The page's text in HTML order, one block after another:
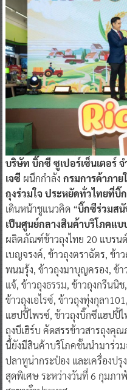
บริษัท บิ๊กซี ซูเปอร์เซ็นเตอร์
เจซี
ผนึกกำลังกรมการค้าภา
ถุงร่วมใจ ประหยัดทั่วไทยที่บิ๊
เดินหน้าชูแนวคิด “บิ๊กซีร่วมสนั
เป็นศูนย์กลางสินค้าบริโภคแบ
ผลิตภัณฑ์ข้าวถุงไทย 20 แบรน
เบญจรงค์, ข้าวถุงตราฉัตร, ข้า
พนมรุ้ง, ข้าวถุงมาบุญครอง, ข้า
แจ้, ข้าวถุงธรรม, ข้าวถุงกรีนนิ
ข้าวถุงเอไรซ์, ข้าวถุงทุ่งกุลา
แฮปปี้ไพรซ์, ข้าวถุงบิ๊กซีแฮปปี้ไ
ถุงบีเฮิร์บ คัดสรรข้าวสารถุงคุ
นี้ยังมีสินค้าบริโภคชั้นนำมาร่ว
ปลาทูน่ากระป๋อง และเครื่องป
สุดพิเศษ ระหว่างวันที่ 6 กุมภ
สาขาทั่วประเทศ